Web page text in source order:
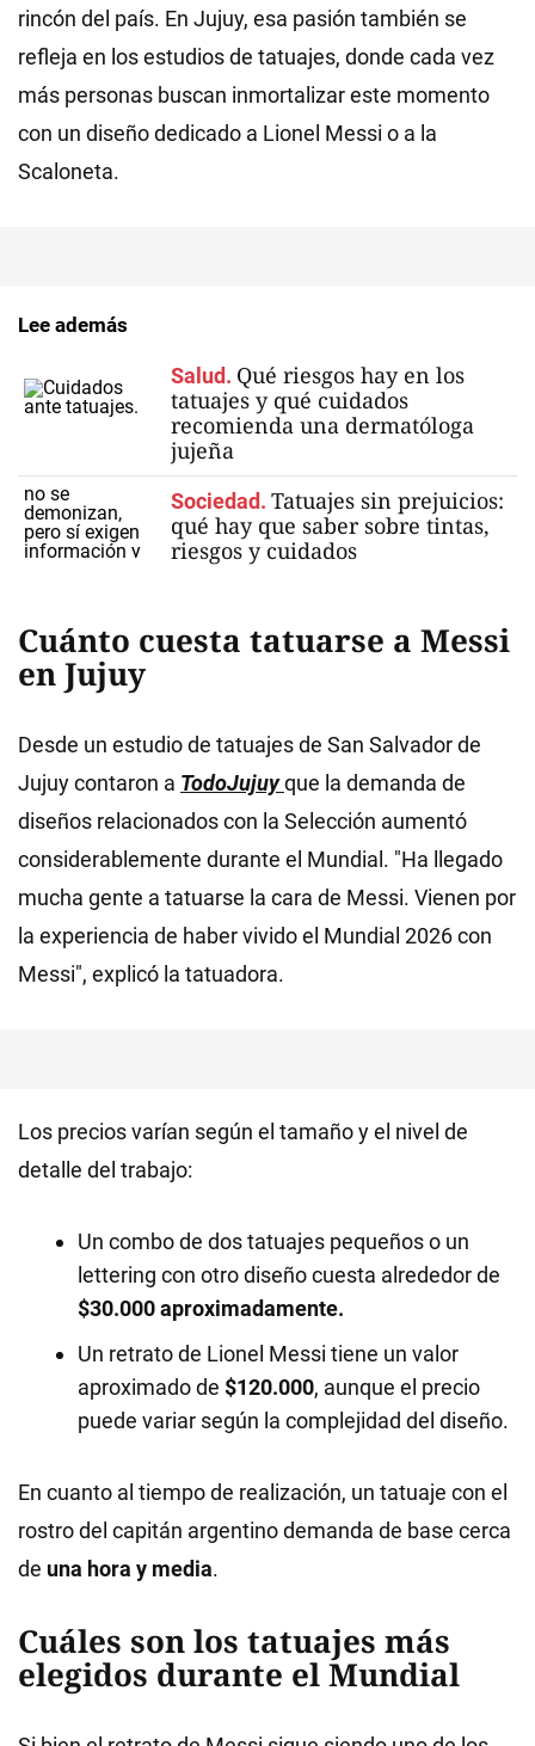
rincón del país. En Jujuy, esa pasión también se
refleja en los estudios de tatuajes, donde cada vez
más personas buscan inmortalizar este momento
con un diseño dedicado a Lionel Messi o a la
Scaloneta.
Lee además
Salud. Qué riesgos hay en los
tatuajes y qué cuidados
recomienda una dermatóloga
jujeña
Sociedad. Tatuajes sin prejuicios:
qué hay que saber sobre tintas,
riesgos y cuidados
Cuánto cuesta tatuarse a Messi
en Jujuy
Desde un estudio de tatuajes de San Salvador de
Jujuy contaron a TodoJujuyque la demanda de
diseños relacionados con la Selección aumentó
considerablemente durante el Mundial. "Ha llegado
mucha gente a tatuarse la cara de Messi. Vienen por
la experiencia de haber vivido el Mundial 2026 con
Messi", explicó la tatuadora.
Los precios varían según el tamaño y el nivel de
detalle del trabajo:
Un combo de dos tatuajes pequeños o un
lettering con otro diseño cuesta alrededor de
$30.000 aproximadamente.
Un retrato de Lionel Messi tiene un valor
aproximado de $120.000, aunque el precio
puede variar según la complejidad del diseño.
En cuanto al tiempo de realización, un tatuaje con el
rostro del capitán argentino demanda de base cerca
de una hora y media.
Cuáles son los tatuajes más
elegidos durante el Mundial